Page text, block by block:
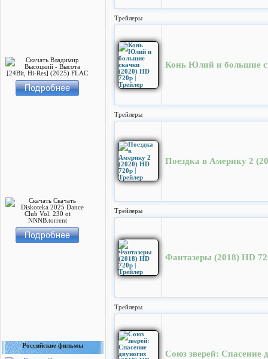
Российские фильмы
Трейлеры
Конь Юлий и большие
Трейлеры
Поездка в Америку 2
Трейлеры
Фантазеры (2018) HD
Трейлеры
Союз зверей: Спасение